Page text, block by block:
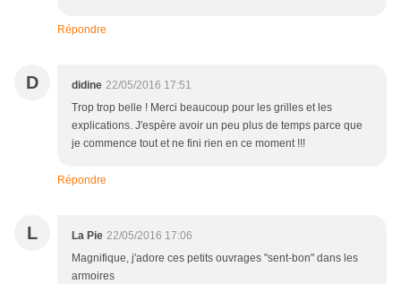
Répondre
D didine 22/05/2016 17:51
Trop trop belle ! Merci beaucoup pour les grilles et les
explications. J'espère avoir un peu plus de temps parce que
je commence tout et ne fini rien en ce moment !!!
Répondre
L La Pie 22/05/2016 17:06
Magnifique, j'adore ces petits ouvrages "sent-bon" dans les
armoires